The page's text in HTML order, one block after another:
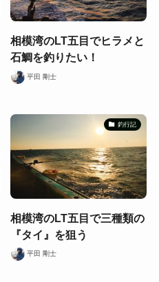
相模湾のLT五目でヒラメと
石鯛を釣りたい！
平田 剛士
釣行記
相模湾のLT五目で三種類の
『タイ』を狙う
平田 剛士